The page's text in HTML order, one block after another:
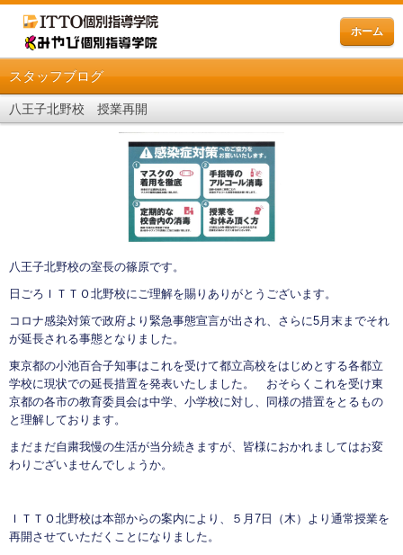
ホーム
スタッフブログ
八王子北野校 授業再開
八王子北野校の室長の篠原です。
日ごろＩＴＴＯ北野校にご理解を賜りありがとうございます。
コロナ感染対策で政府より緊急事態宣言が出され、さらに5月末までそれ
が延長される事態となりました。
東京都の小池百合子知事はこれを受けて都立高校をはじめとする各都立
学校に現状での延長措置を発表いたしました。 おそらくこれを受け東
京都の各市の教育委員会は中学、小学校に対し、同様の措置をとるもの
と理解しております。
まだまだ自粛我慢の生活が当分続きますが、皆様におかれましてはお変
わりございませんでしょうか。
ＩＴＴＯ北野校は本部からの案内により、５月7日（木）より通常授業を
再開させていただくことになりました。